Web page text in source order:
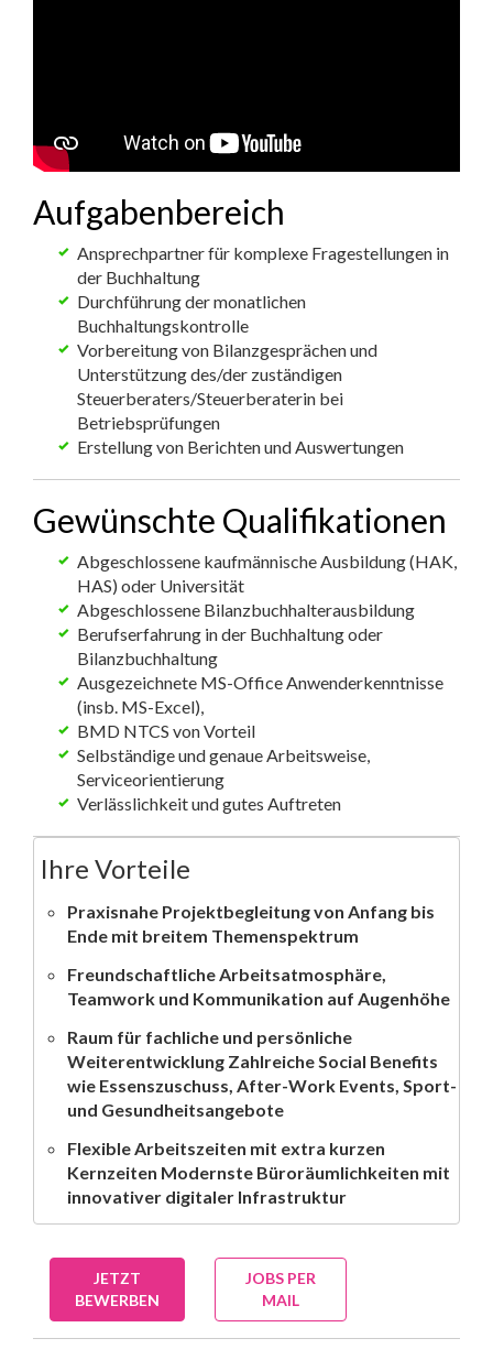
Aufgabenbereich
Ansprechpartner für komplexe Fragestellungen in
der Buchhaltung
Durchführung der monatlichen
Buchhaltungskontrolle
Vorbereitung von Bilanzgesprächen und
Unterstützung des/der zuständigen
Steuerberaters/Steuerberaterin bei
Betriebsprüfungen
Erstellung von Berichten und Auswertungen
Gewünschte Qualifikationen
Abgeschlossene kaufmännische Ausbildung (HAK,
HAS) oder Universität
Abgeschlossene Bilanzbuchhalterausbildung
Berufserfahrung in der Buchhaltung oder
Bilanzbuchhaltung
Ausgezeichnete MS-Office Anwenderkenntnisse
(insb. MS-Excel),
BMD NTCS von Vorteil
Selbständige und genaue Arbeitsweise,
Serviceorientierung
Verlässlichkeit und gutes Auftreten
Ihre Vorteile
Praxisnahe Projektbegleitung von Anfang bis
Ende mit breitem Themenspektrum
Freundschaftliche Arbeitsatmosphäre,
Teamwork und Kommunikation auf Augenhöhe
Raum für fachliche und persönliche
Weiterentwicklung Zahlreiche Social Benefits
wie Essenszuschuss, After-Work Events, Sport-
und Gesundheitsangebote
Flexible Arbeitszeiten mit extra kurzen
Kernzeiten Modernste Büroräumlichkeiten mit
innovativer digitaler Infrastruktur
JETZT
BEWERBEN
JOBS PER
MAIL